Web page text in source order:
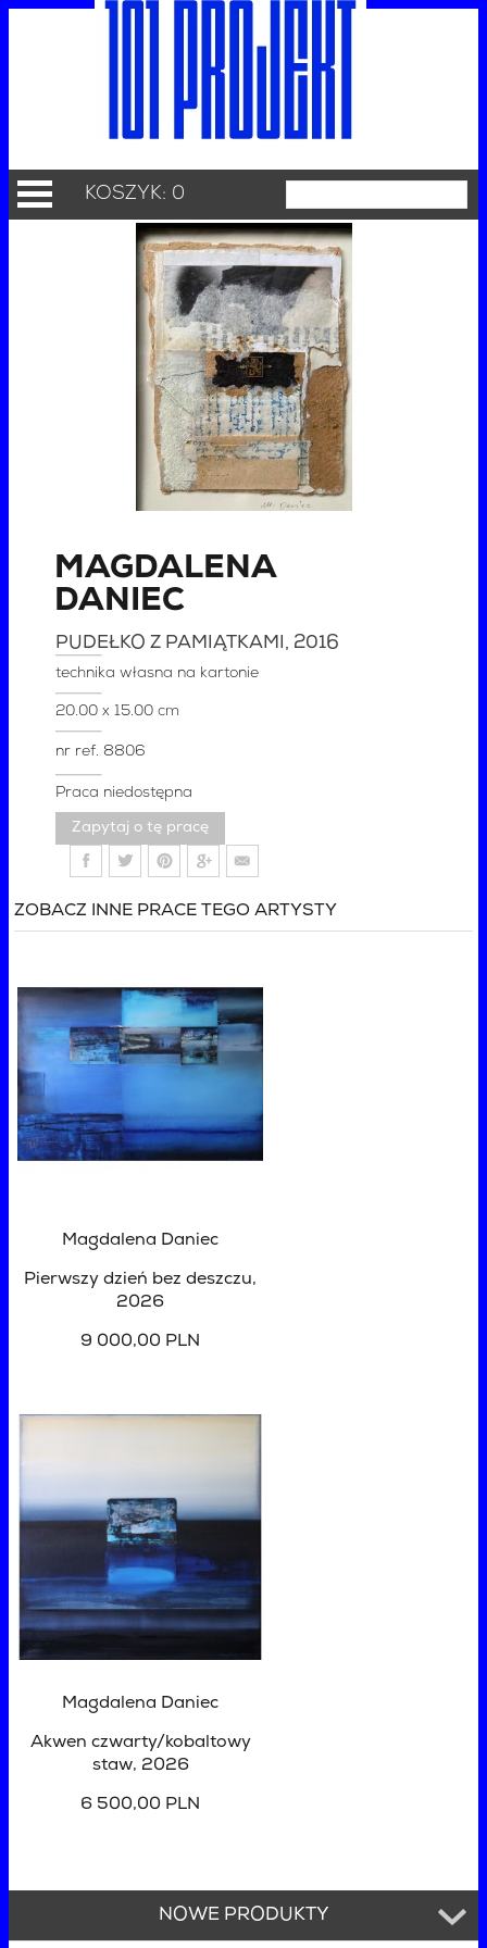
KOSZYK: 0
MAGDALENA
DANIEC
PUDEŁKO Z PAMIĄTKAMI , 2016
technika własna na kartonie
20.00 x 15.00 cm
nr ref. 8806
Praca niedostępna
Zapytaj o tę pracę
ZOBACZ INNE PRACE TEGO ARTYSTY
Magdalena Daniec
Pierwszy dzień bez deszczu,
2026
9 000,00 PLN
Magdalena Daniec
Akwen czwarty/kobaltowy
staw, 2026
6 500,00 PLN
NOWE PRODUKTY